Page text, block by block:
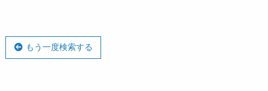
もう一度検索する